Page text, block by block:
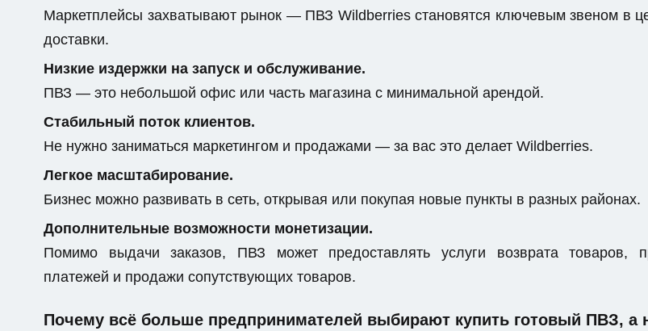
Маркетплейсы захватывают рынок — ПВЗ Wildberries становятся ключевым звеном в
доставки.
Низкие издержки на запуск и обслуживание.
ПВЗ — это небольшой офис или часть магазина с минимальной арендой.
Стабильный поток клиентов.
Не нужно заниматься маркетингом и продажами — за вас это делает Wildberries.
Легкое масштабирование.
Бизнес можно развивать в сеть, открывая или покупая новые пункты в разных районах.
Дополнительные возможности монетизации.
Помимо выдачи заказов, ПВЗ может предоставлять услуги возврата товаров,
платежей и продажи сопутствующих товаров.
Почему всё больше предпринимателей выбирают купить готовый ПВЗ, а